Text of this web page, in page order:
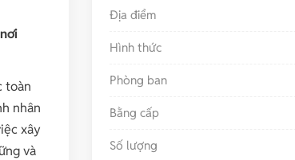
toàn
nhân
xây
và
Địa điểm
Hình thức
Phòng ban
Bằng cấp
Số lượng